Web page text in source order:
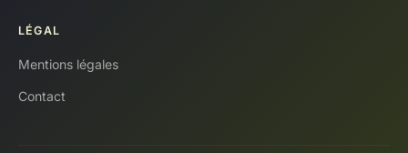
LÉGAL
Mentions légales
Contact